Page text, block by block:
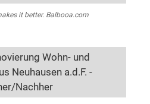
it better. Balbooa.com
Wohn- und
Neuhausen a.d.F. -
Nachher